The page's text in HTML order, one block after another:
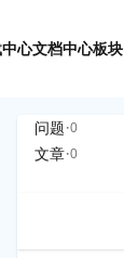
心文档中心板块
问题·0
文章·0